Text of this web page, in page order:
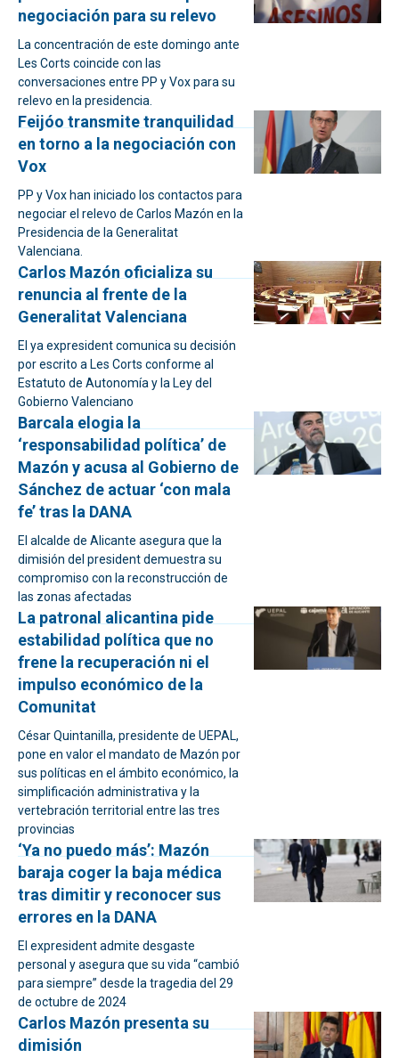
negociación para su relevo
La concentración de este domingo ante
Les Corts coincide con las
conversaciones entre PP y Vox para su
relevo en la presidencia.
Feijóo transmite tranquilidad
en torno a la negociación con
Vox
PP y Vox han iniciado los contactos para
negociar el relevo de Carlos Mazón en la
Presidencia de la Generalitat
Valenciana.
Carlos Mazón oficializa su
renuncia al frente de la
Generalitat Valenciana
El ya expresident comunica su decisión
por escrito a Les Corts conforme al
Estatuto de Autonomía y la Ley del
Gobierno Valenciano
Barcala elogia la
‘responsabilidad política’ de
Mazón y acusa al Gobierno de
Sánchez de actuar ‘con mala
fe’ tras la DANA
El alcalde de Alicante asegura que la
dimisión del president demuestra su
compromiso con la reconstrucción de
las zonas afectadas
La patronal alicantina pide
estabilidad política que no
frene la recuperación ni el
impulso económico de la
Comunitat
César Quintanilla, presidente de UEPAL,
pone en valor el mandato de Mazón por
sus políticas en el ámbito económico, la
simplificación administrativa y la
vertebración territorial entre las tres
provincias
‘Ya no puedo más’: Mazón
baraja coger la baja médica
tras dimitir y reconocer sus
errores en la DANA
El expresident admite desgaste
personal y asegura que su vida “cambió
para siempre” desde la tragedia del 29
de octubre de 2024
Carlos Mazón presenta su
dimisión